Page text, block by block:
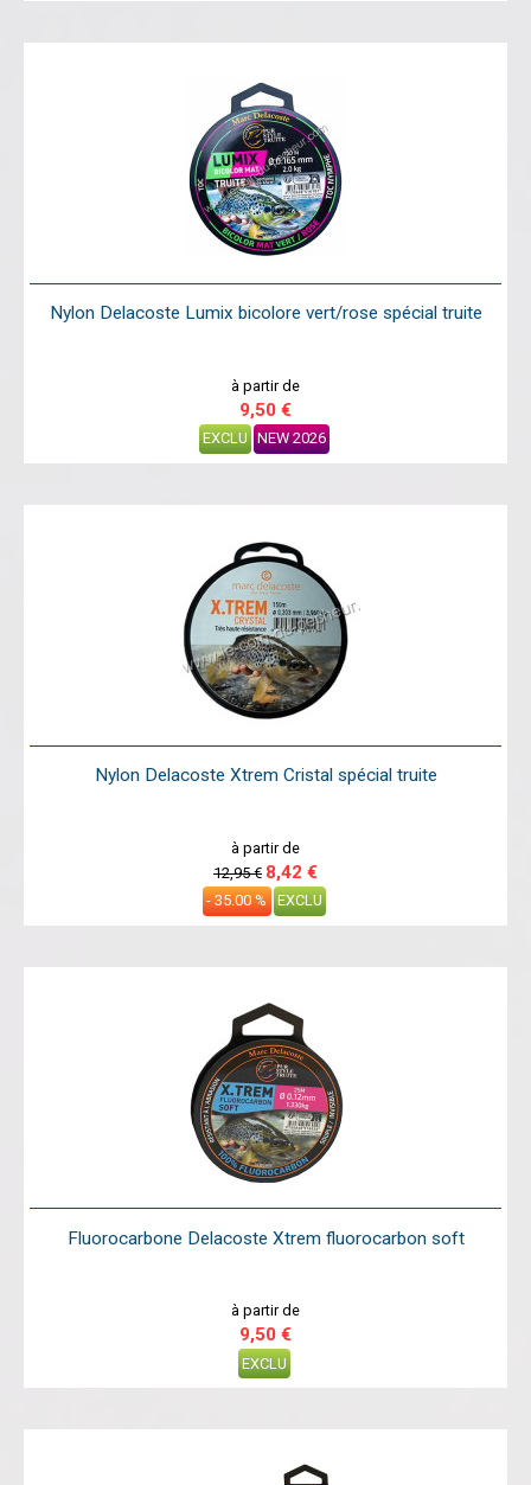
Nylon Delacoste Lumix bicolore vert/rose spécial truite
à partir de
9,50 €
EXCLU NEW 2026
Nylon Delacoste Xtrem Cristal spécial truite
à partir de
12,95 € 8,42 €
- 35.00 % EXCLU
Fluorocarbone Delacoste Xtrem fluorocarbon soft
à partir de
9,50 €
EXCLU